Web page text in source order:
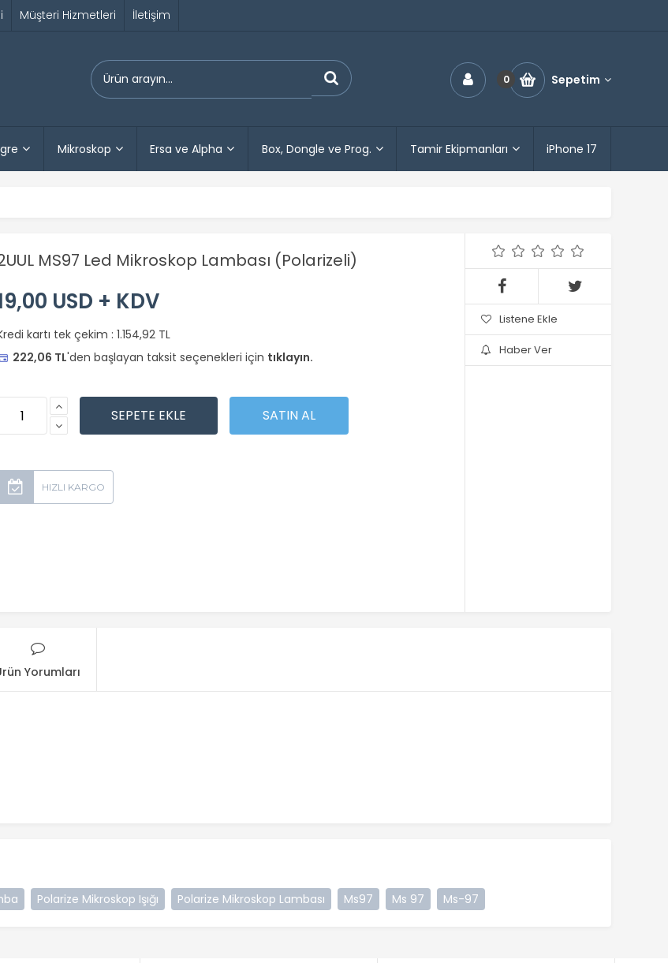
Müşteri Hizmetleri İletişim
0 Sepetim
Mikroskop Ersa ve Alpha Box, Dongle ve Prog. Tamir Ekipmanları iPhone 17
MS97 Led Mikroskop Lambası (Polarizeli)
USD + KDV
kartı tek çekim : 1.154,92 TL
222,06 TL'den başlayan taksit seçenekleri için tıklayın.
Listene Ekle
Haber Ver
Yorumları
Polarize Mikroskop Işığı Polarize Mikroskop Lambası Ms97 Ms 97 Ms-97